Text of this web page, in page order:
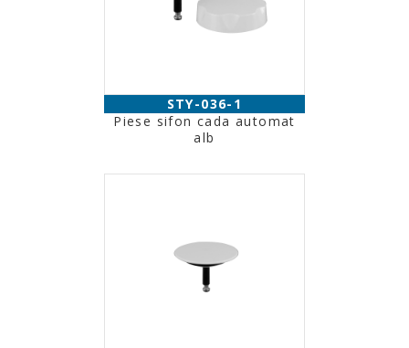
STY-036-1
Piese sifon cada automat
alb